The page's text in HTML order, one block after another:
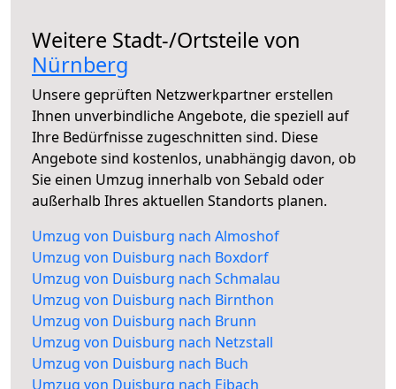
Weitere Stadt-/Ortsteile von
Nürnberg
Unsere geprüften Netzwerkpartner erstellen
Ihnen unverbindliche Angebote, die speziell auf
Ihre Bedürfnisse zugeschnitten sind. Diese
Angebote sind kostenlos, unabhängig davon, ob
Sie einen Umzug innerhalb von Sebald oder
außerhalb Ihres aktuellen Standorts planen.
Umzug von Duisburg nach Almoshof
Umzug von Duisburg nach Boxdorf
Umzug von Duisburg nach Schmalau
Umzug von Duisburg nach Birnthon
Umzug von Duisburg nach Brunn
Umzug von Duisburg nach Netzstall
Umzug von Duisburg nach Buch
Umzug von Duisburg nach Eibach